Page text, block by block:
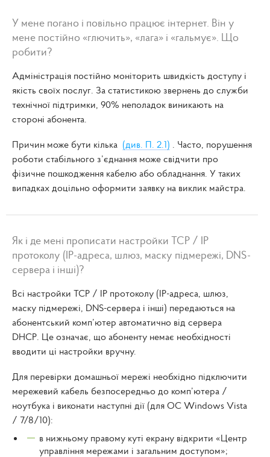
У мене погано і повільно працює інтернет. Він у
мене постійно «глючить», «лага» і «гальмує». Що
робити?
Адміністрація постійно моніторить швидкість доступу і
якість своїх послуг. За статистикою звернень до служби
технічної підтримки, 90% неполадок виникають на
стороні абонента.
Причин може бути кілька (див. П. 2.1) . Часто, порушення
роботи стабільного з’єднання може свідчити про
фізичне пошкодження кабелю або обладнання. У таких
випадках доцільно оформити заявку на виклик майстра.
Як і де мені прописати настройки TCP / IP
протоколу (IP-адреса, шлюз, маску підмережі, DNS-
сервера і інші)?
Всі настройки TCP / IP протоколу (IP-адреса, шлюз,
маску підмережі, DNS-сервера і інші) передаються на
абонентський комп’ютер автоматично від сервера
DHCP. Це означає, що абоненту немає необхідності
вводити ці настройки вручну.
Для перевірки домашньої мережі необхідно підключити
мережевий кабель безпосередньо до комп’ютера /
ноутбука і виконати наступні дії (для ОС Windows Vista
/ 7/8/10):
в нижньому правому куті екрану відкрити «Центр
управління мережами і загальним доступом»;